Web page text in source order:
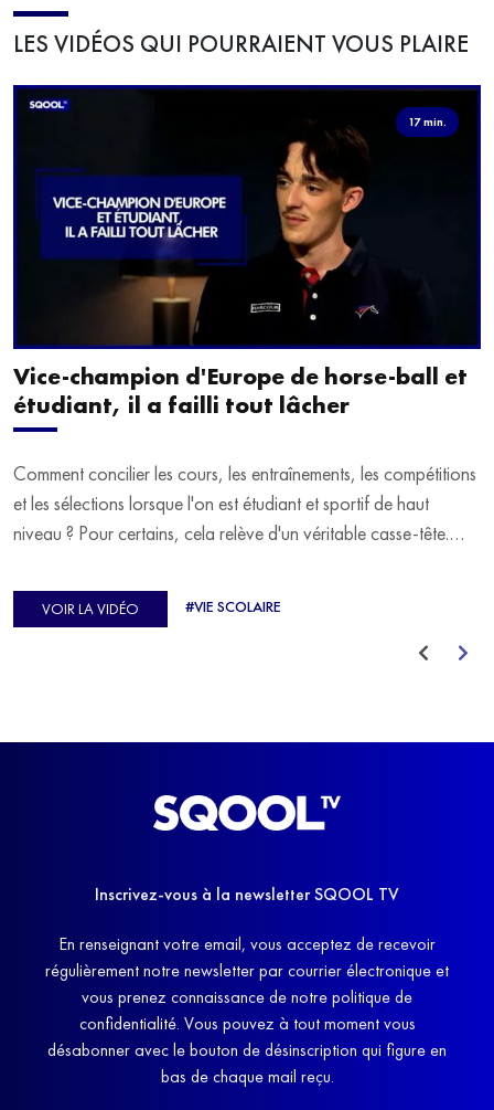
LES VIDÉOS QUI POURRAIENT VOUS PLAIRE
17 min.
Vice-champion d'Europe de horse-ball et
étudiant, il a failli tout lâcher
Comment concilier les cours, les entraînements, les compétitions
et les sélections lorsque l'on est étudiant et sportif de haut
niveau ? Pour certains, cela relève d'un véritable casse-tête.
d'Europe de Horse-ball, qui a failli abandonner ses études
avant de trouver un nouvel équilibre.
VOIR LA VIDÉO #VIE SCOLAIRE
Inscrivez-vous à la newsletter SQOOL TV
En renseignant votre email, vous acceptez de recevoir
régulièrement notre newsletter par courrier électronique et
vous prenez connaissance de notre politique de
confidentialité. Vous pouvez à tout moment vous
désabonner avec le bouton de désinscription qui figure en
bas de chaque mail reçu.